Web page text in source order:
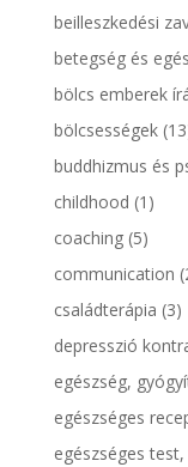
beilleszkedési
betegség és
bölcs emberek
bölcsességek
buddhizmus és
childhood (1)
coaching(5)
communication
családterápia (3)
depresszió
egészség,
egészséges
egészséges